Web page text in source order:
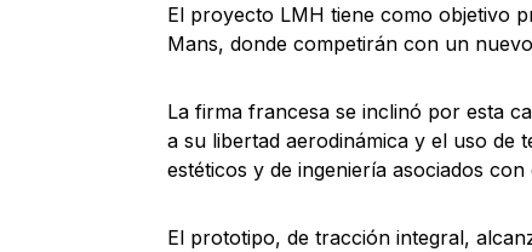
El proyecto LMH tiene como objetivo
Mans, donde competirán con un
La firma francesa se inclinó por esta
a su libertad aerodinámica y el uso de
estéticos y de ingeniería asociados
El prototipo, de tracción integral,